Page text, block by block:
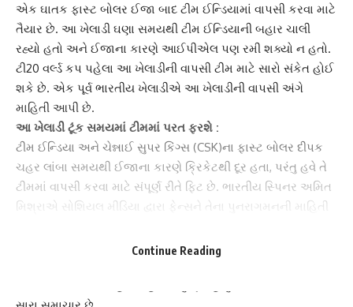
એક ઘાતક ફાસ્ટ બોલર ઈજા બાદ ટીમ ઈન્ડિયામાં વાપસી કરવા માટે
તૈયાર છે. આ ખેલાડી ઘણા સમયથી ટીમ ઈન્ડિયાની બહાર ચાલી
રહ્યો હતો અને ઈજાના કારણે આઈપીએલ પણ રમી શક્યો ન હતો.
ટી20 વર્લ્ડ કપ પહેલા આ ખેલાડીની વાપસી ટીમ માટે સારો સંકેત હોઈ
શકે છે. એક પૂર્વ ભારતીય ખેલાડીએ આ ખેલાડીની વાપસી અંગે
માહિતી આપી છે.
આ ખેલાડી ટૂંક સમયમાં ટીમમાં પરત ફરશે :
ટીમ ઈન્ડિયા અને ચેન્નાઈ સુપર કિંગ્સ (CSK)ના ફાસ્ટ બોલર દીપક
ચહર લાંબા સમયથી ઈજાના કારણે ક્રિકેટથી દૂર હતા, પરંતુ હવે તે
ટીમમાં વાપસી કરવા માટે સંપૂર્ણ રીતે ફિટ છે. ભારતીય સ્પિનર ​​અમિત
મિશ્રાએ સોશિયલ મીડિયા દ્વારા ફેન્સને તેના પુનરાગમનની માહિતી
‘ચેન્નાઈ સુપર કિંગ્સના ચાહકો માટે સારા સમાચાર. દીપક ખૂબ જ
Continue Reading